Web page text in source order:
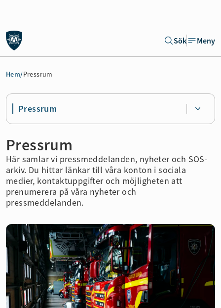
Sök Meny
Hem/Pressrum
Pressrum
Pressrum
Här samlar vi pressmeddelanden, nyheter och SOS-
arkiv. Du hittar länkar till våra konton i sociala
medier, kontaktuppgifter och möjligheten att
prenumerera på våra nyheter och
pressmeddelanden.